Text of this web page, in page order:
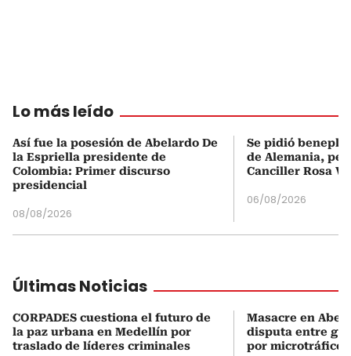
Lo más leído
Así fue la posesión de Abelardo De
la Espriella presidente de
Colombia: Primer discurso
presidencial
08/08/2026
Se pidió
de Alemania,
Canciller Rosa
06/08/2026
Últimas Noticias
CORPADES cuestiona el futuro de
la paz urbana en Medellín por
traslado de líderes criminales
Masacre en
disputa entre
por microtráfico